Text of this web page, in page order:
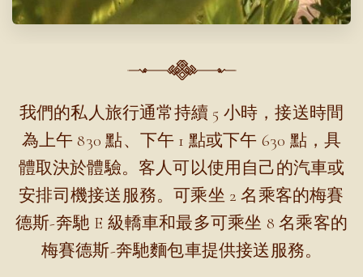
我們的私人旅行通常持續 5 小時，接送時間
為上午 830 點、下午 1 點或下午 630 點，具
體取決於體驗。客人可以使用自己的汽車或
安排司機接送服務。可乘坐 2 名乘客的梅賽
德斯-奔馳 E 級轎車和最多可乘坐 8 名乘客的
梅賽德斯-奔馳麵包車提供接送服務。